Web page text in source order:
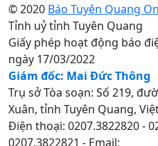
© 2020 Báo Tuyên Quang
Tỉnh uỷ tỉnh Tuyên Quang
Giấy phép hoạt động báo
ngày 17/03/2022
Giám đốc: Mai Đức Thông
Trụ sở Tòa soạn: Số 219,
Xuân, tỉnh Tuyên Quang,
Điện thoại: 0207.3822820 -
0207.3822821 - Email: